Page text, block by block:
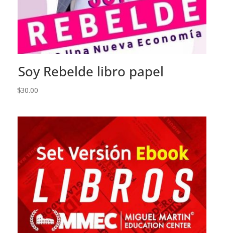
Soy Rebelde libro papel
$30.00